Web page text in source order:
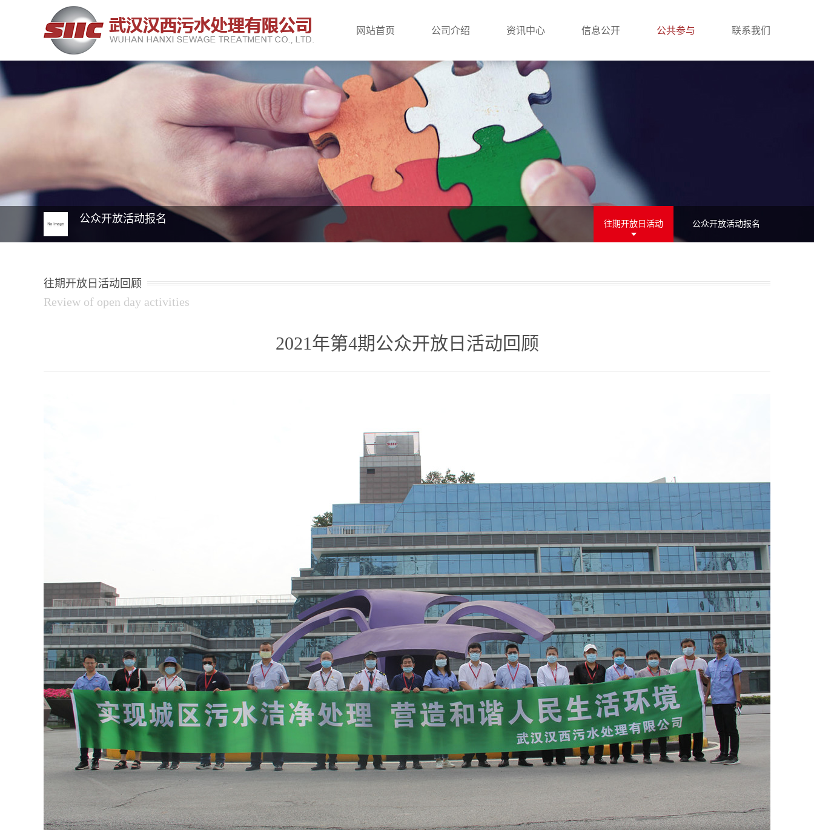
网站首页 公司介绍 资讯中心 信息公开 公共参与 联系我们
公众开放活动报名 往期开放日活动 公众开放活动报名
往期开放日活动回顾
Review of open day activities
2021年第4期公众开放日活动回顾